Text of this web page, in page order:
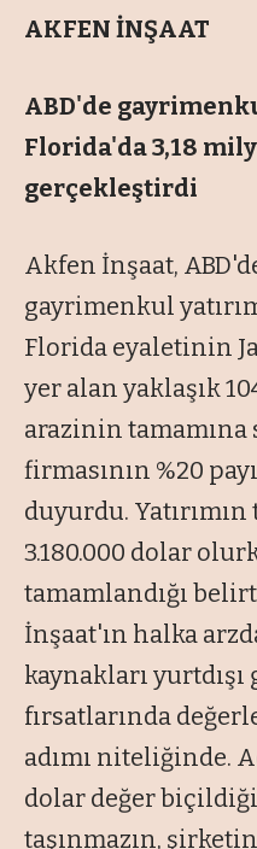
AKFEN İNŞAAT
ABD'de
Florida'da 3,18
gerçekleştirdi
Akfen İnşaat,
gayrimenkul
Florida eyaletinin
yer alan yaklaşık
arazinin
firmasının %20
duyurdu.
3.180.000 dolar
tamamlandığı
İnşaat'ın halka
kaynakları
fırsatlarında
adımı niteliğinde.
dolar değer
taşınmazın,